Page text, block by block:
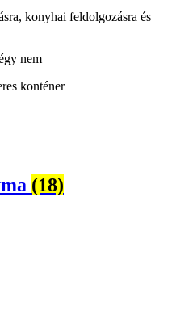
konyhai feldolgozásra és
nem
konténer
(18)